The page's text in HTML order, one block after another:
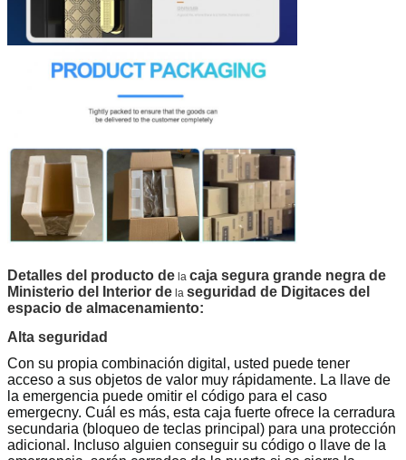
Detalles del producto de la caja segura grande negra de
Ministerio del Interior de la seguridad de Digitaces del
espacio de almacenamiento:
Alta seguridad
Con su propia combinación digital, usted puede tener
acceso a sus objetos de valor muy rápidamente. La llave de
la emergencia puede omitir el código para el caso
emergecny. Cuál es más, esta caja fuerte ofrece la cerradura
secundaria (bloqueo de teclas principal) para una protección
adicional. Incluso alguien conseguir su código o llave de la